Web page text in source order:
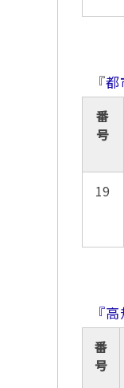
『都
番
号
19
『
番
号